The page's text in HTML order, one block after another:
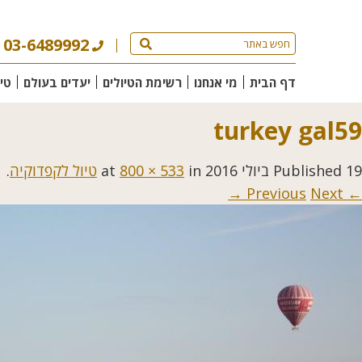
03-6489992
דף הבית מי אנחנו רשימת הטיולים יעדים בעולם
turkey gal59
Published 19 ביולי 2016 800 × 533 in טיול לקפדוקיה.
← Previous
Next →